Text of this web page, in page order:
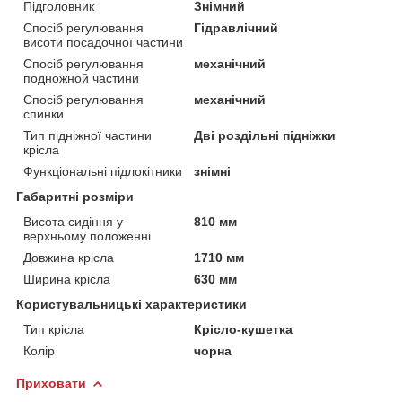
Підголовник
Знімний
Спосіб регулювання
висоти посадочної частини
Гідравлічний
Спосіб регулювання
подножной частини
механічний
Спосіб регулювання
спинки
механічний
Тип підніжної частини
крісла
Дві роздільні підніжки
Функціональні підлокітники
знімні
Габаритні розміри
Висота сидіння у
верхньому положенні
810 мм
Довжина крісла
1710 мм
Ширина крісла
630 мм
Користувальницькі характеристики
Тип крісла
Крісло-кушетка
Колір
чорна
Приховати